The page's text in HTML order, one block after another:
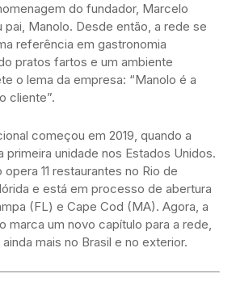
do fundador, Marcelo
pai, Manolo. Desde então, a rede se
referência em gastronomia
pratos fartos e um ambiente
o lema da empresa: “Manolo é a
cliente”.
começou em 2019, quando a
primeira unidade nos Estados Unidos.
11 restaurantes no Rio de
e está em processo de abertura
(FL) e Cape Cod (MA). Agora, a
marca um novo capítulo para a rede,
mais no Brasil e no exterior.